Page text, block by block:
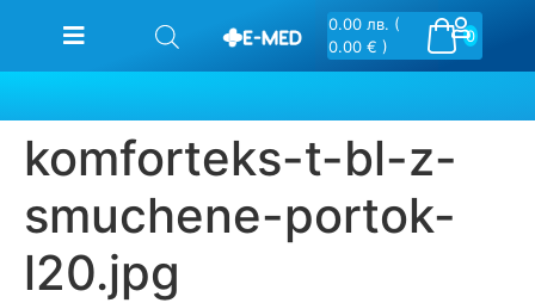
0
0.00 лв. (
0.00 € )
komforteks-t-bl-z-
smuchene-portok-
l20.jpg